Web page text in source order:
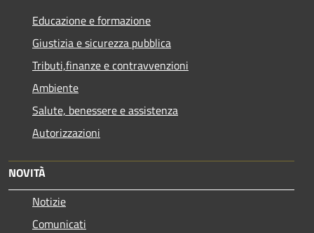
Educazione e formazione
Giustizia e sicurezza pubblica
Tributi,finanze e contravvenzioni
Ambiente
Salute, benessere e assistenza
Autorizzazioni
NOVITÀ
Notizie
Comunicati